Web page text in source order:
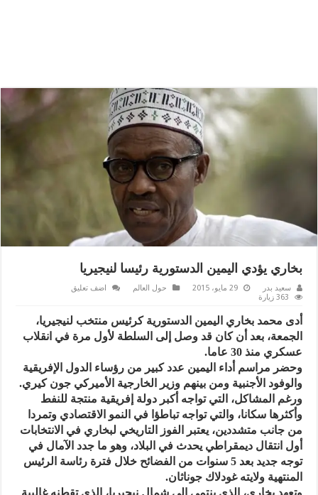
بخاري يؤدي اليمين الدستورية رئيسا لنيجيريا
سعيد بدر 29 مايو، 2015 حول العالم
اضف تعليق
363 زيارة
أدى محمد بخاري اليمين الدستورية كرئيس منتخب لنيجيريا،
الجمعة، بعد أن كان قد وصل إلى السلطة لأول مرة في انقلاب
عسكري منذ 30 عاما.
وحضر مراسم أداء اليمين عدد كبير من رؤساء الدول الإفريقية
والوفود الأجنبية ومن بينهم وزير الخارجية الأميركي جون كيري.
ورغم المشاكل، التي تواجه أكبر دولة إفريقية منتجة للنفط
وأكثرها سكانا، والتي تواجه تباطؤا في النمو الاقتصادي وتمردا
من جانب متشددين، يعتبر الفوز التاريخي لبخاري في الانتخابات
أول انتقال ديمقراطي يحدث في البلاد، وهو ما جدد الآمال في
توجه جديد بعد 5 سنوات من الفضائح خلال فترة رئاسة الرئيس
المنتهية ولايته غودلاك جوناثان.
وتعهد بخاري، الذي ينتمي إلى شمال نيجيريا، الذي تقطنه غالبية